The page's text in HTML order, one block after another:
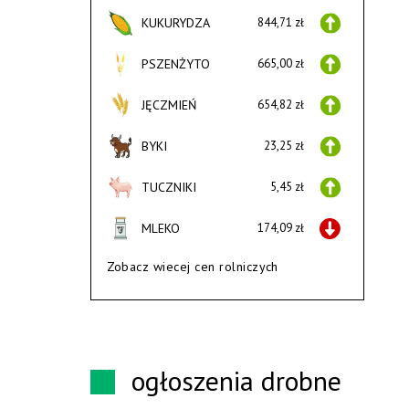
KUKURYDZA 844,71 zł
PSZENŻYTO 665,00 zł
JĘCZMIEŃ 654,82 zł
BYKI 23,25 zł
TUCZNIKI 5,45 zł
MLEKO 174,09 zł
Zobacz wiecej cen rolniczych
ogłoszenia drobne